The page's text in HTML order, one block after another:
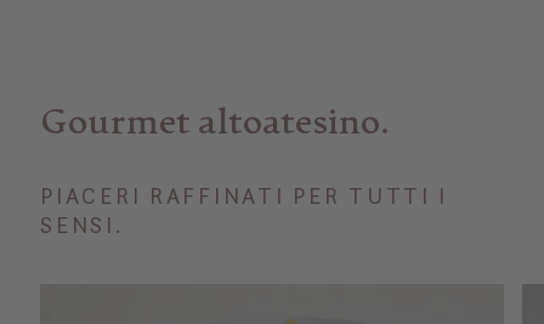
Gourmet altoatesino.
PIACERI RAFFINATI PER TUTTI I
SENSI.